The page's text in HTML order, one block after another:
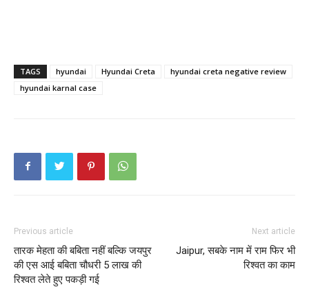
TAGS hyundai Hyundai Creta
hyundai creta negative review
hyundai karnal case
Previous article
तारक मेहता की बबिता नहीं बल्कि जयपुर
की एस आई बबिता चौधरी 5 लाख की
रिश्वत लेते हुए पकड़ी गई
Next article
Jaipur, सबके नाम में राम फिर भी
रिश्वत का काम